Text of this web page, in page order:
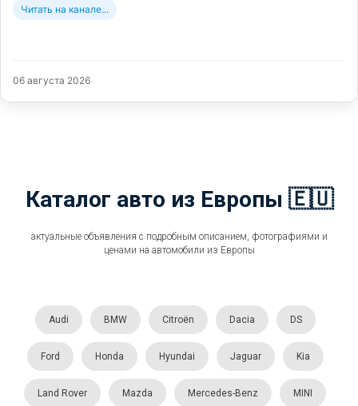
Читать на канале...
06 августа 2026
Каталог авто из Европы 🇪🇺
актуальные объявления с подробным описанием, фотографиями и
ценами на автомобили из Европы
Audi BMW Citroën Dacia DS
Ford Honda Hyundai Jaguar Kia
Land Rover Mazda Mercedes-Benz MINI